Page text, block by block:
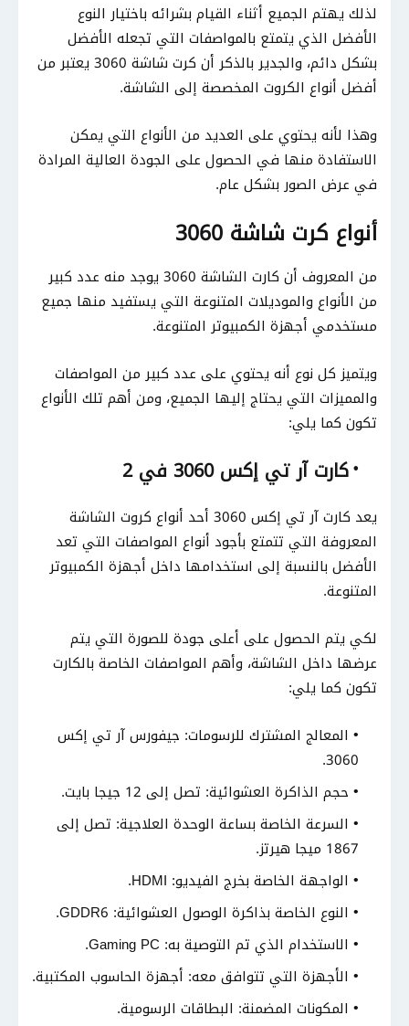
لذلك يهتم الجميع أثناء القيام بشرائه باختيار النوع
الأفضل الذي يتمتع بالمواصفات التي تجعله الأفضل
بشكل دائم، والجدير بالذكر أن كرت شاشة 3060 يعتبر من
أفضل أنواع الكروت المخصصة إلى الشاشة.
وهذا لأنه يحتوي على العديد من الأنواع التي يمكن
الاستفادة منها في الحصول على الجودة العالية المرادة
في عرض الصور بشكل عام.
أنواع كرت شاشة 3060
من المعروف أن كارت الشاشة 3060 يوجد منه عدد كبير
من الأنواع والموديلات المتنوعة التي يستفيد منها جميع
مستخدمي أجهزة الكمبيوتر المتنوعة.
ويتميز كل نوع أنه يحتوي على عدد كبير من المواصفات
والمميزات التي يحتاج إليها الجميع، ومن أهم تلك الأنواع
تكون كما يلي:
كارت آر تي إكس 3060 في 2
يعد كارت آر تي إكس 3060 أحد أنواع كروت الشاشة
المعروفة التي تتمتع بأجود أنواع المواصفات التي تعد
الأفضل بالنسبة إلى استخدامها داخل أجهزة الكمبيوتر
المتنوعة.
لكي يتم الحصول على أعلى جودة للصورة التي يتم
عرضها داخل الشاشة، وأهم المواصفات الخاصة بالكارت
تكون كما يلي:
المعالج المشترك للرسومات: جيفورس آر تي إكس
3060.
حجم الذاكرة العشوائية: تصل إلى 12 جيجا بايت.
السرعة الخاصة بساعة الوحدة العلاجية: تصل إلى
1867 ميجا هيرتز.
الواجهة الخاصة بخرج الفيديو: HDMI.
النوع الخاصة بذاكرة الوصول العشوائية: GDDR6.
الاستخدام الذي تم التوصية به: Gaming PC.
الأجهزة التي تتوافق معه: أجهزة الحاسوب المكتبية.
المكونات المضمنة: البطاقات الرسومية.